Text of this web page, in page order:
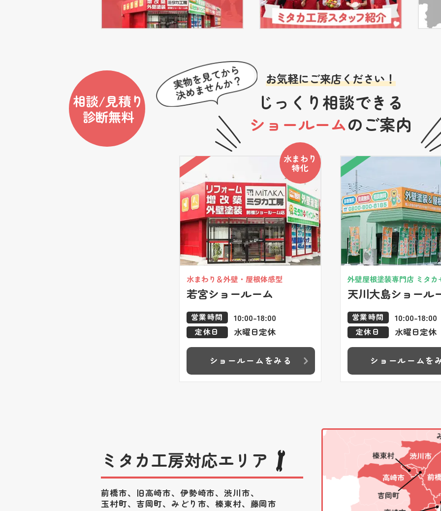
相談/見積り
診断無料
お気軽にご来店ください！
じっくり相談できる
ショールームのご案内
水まわり＆外壁・屋根体感型
若宮ショールーム
水まわり
特化
営業時間 10:00-18:00
定休日 水曜日定休
ショールームをみる
外壁屋根塗装専門店 ミタ
天川大島ショール
営業時間 10:00-18:00
定休日 水曜日定休
ショールームを
ミタカ工房対応エリア
前橋市、旧高崎市、伊勢崎市、渋川市、
玉村町、 吉岡町、みどり市、榛東村、藤岡市